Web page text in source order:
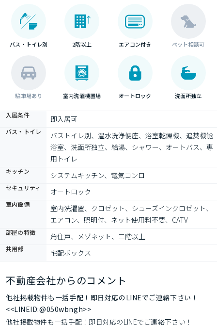
バス・トイレ別 2階以上 エアコン付き ペット相談可
駐車場あり 室内洗濯機置場 オートロック 洗面所独立
入居条件 即入居可
バス・トイレ
バストイレ別、温水洗浄便座、浴室乾燥機、追焚機能
浴室、洗面所独立、給湯、シャワー、オートバス、専
用トイレ
キッチン システムキッチン、電気コンロ
セキュリティ オートロック
室内設備
室内洗濯置、クロゼット、シューズインクロゼット、
エアコン、照明付、ネット使用料不要、CATV
部屋の特徴 角住戸、メゾネット、二階以上
共用部 宅配ボックス
不動産会社からのコメント
他社掲載物件も一括手配！即日対応のLINEでご連絡下さい！
<<LINEID:@050wbngh>>
他社掲載物件も一括手配！即日対応のLINEでご連絡下さい！